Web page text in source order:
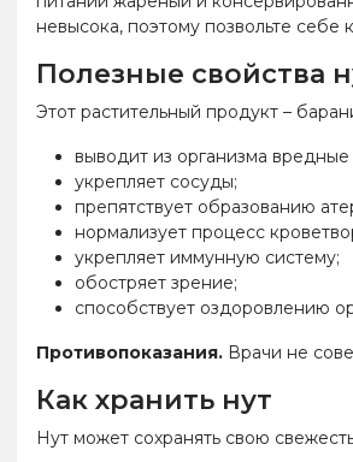
невысока, поэтому позвольте себе
Полезные свойства
Этот растительный продукт –
выводит из организма вредные
укрепляет сосуды;
препятствует образованию
нормализует процесс
укрепляет иммунную систему;
обостряет зрение;
способствует оздоровлению
Противопоказания. Врачи не
Как хранить нут
Нут может сохранять свою